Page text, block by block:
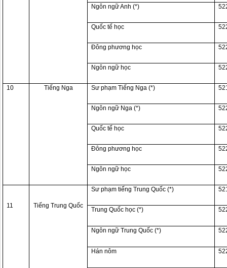
Ngôn ngữ Anh (*)
Quốc tế học
Đông phương học
Ngôn ngữ học
10 Tiếng Nga Sư phạm Tiếng Nga (*)
Ngôn ngữ Nga (*)
Quốc tế học
Đông phương học
Ngôn ngữ học
11 Tiếng Trung Quốc
Sư phạm tiếng Trung Quốc (*)
Trung Quốc học (*)
Ngôn ngữ Trung Quốc (*)
Hán nôm